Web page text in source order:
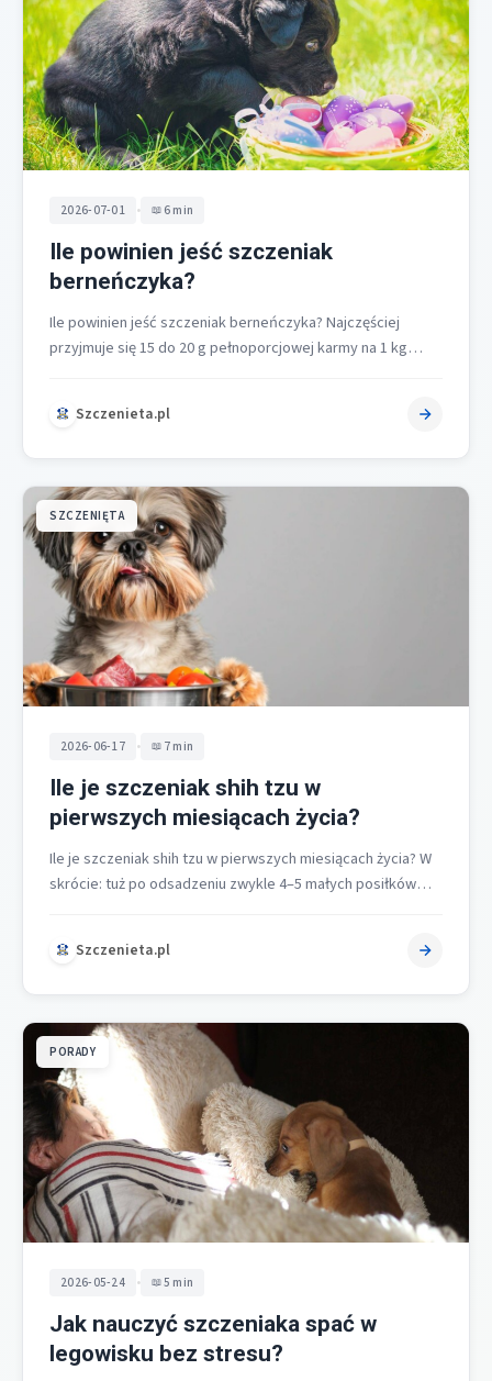
2026-07-01 • 6 min
Ile powinien jeść szczeniak
berneńczyka?
Ile powinien jeść szczeniak berneńczyka? Najczęściej
przyjmuje się 15 do 20 g pełnoporcjowej karmy na 1 kg
Szczenieta.pl
SZCZENIĘTA
2026-06-17 • 7 min
Ile je szczeniak shih tzu w
pierwszych miesiącach życia?
Ile je szczeniak shih tzu w pierwszych miesiącach życia? W
skrócie: tuż po odsadzeniu zwykle 4–5 małych posiłków
Szczenieta.pl
PORADY
2026-05-24 • 5 min
Jak nauczyć szczeniaka spać w
legowisku bez stresu?